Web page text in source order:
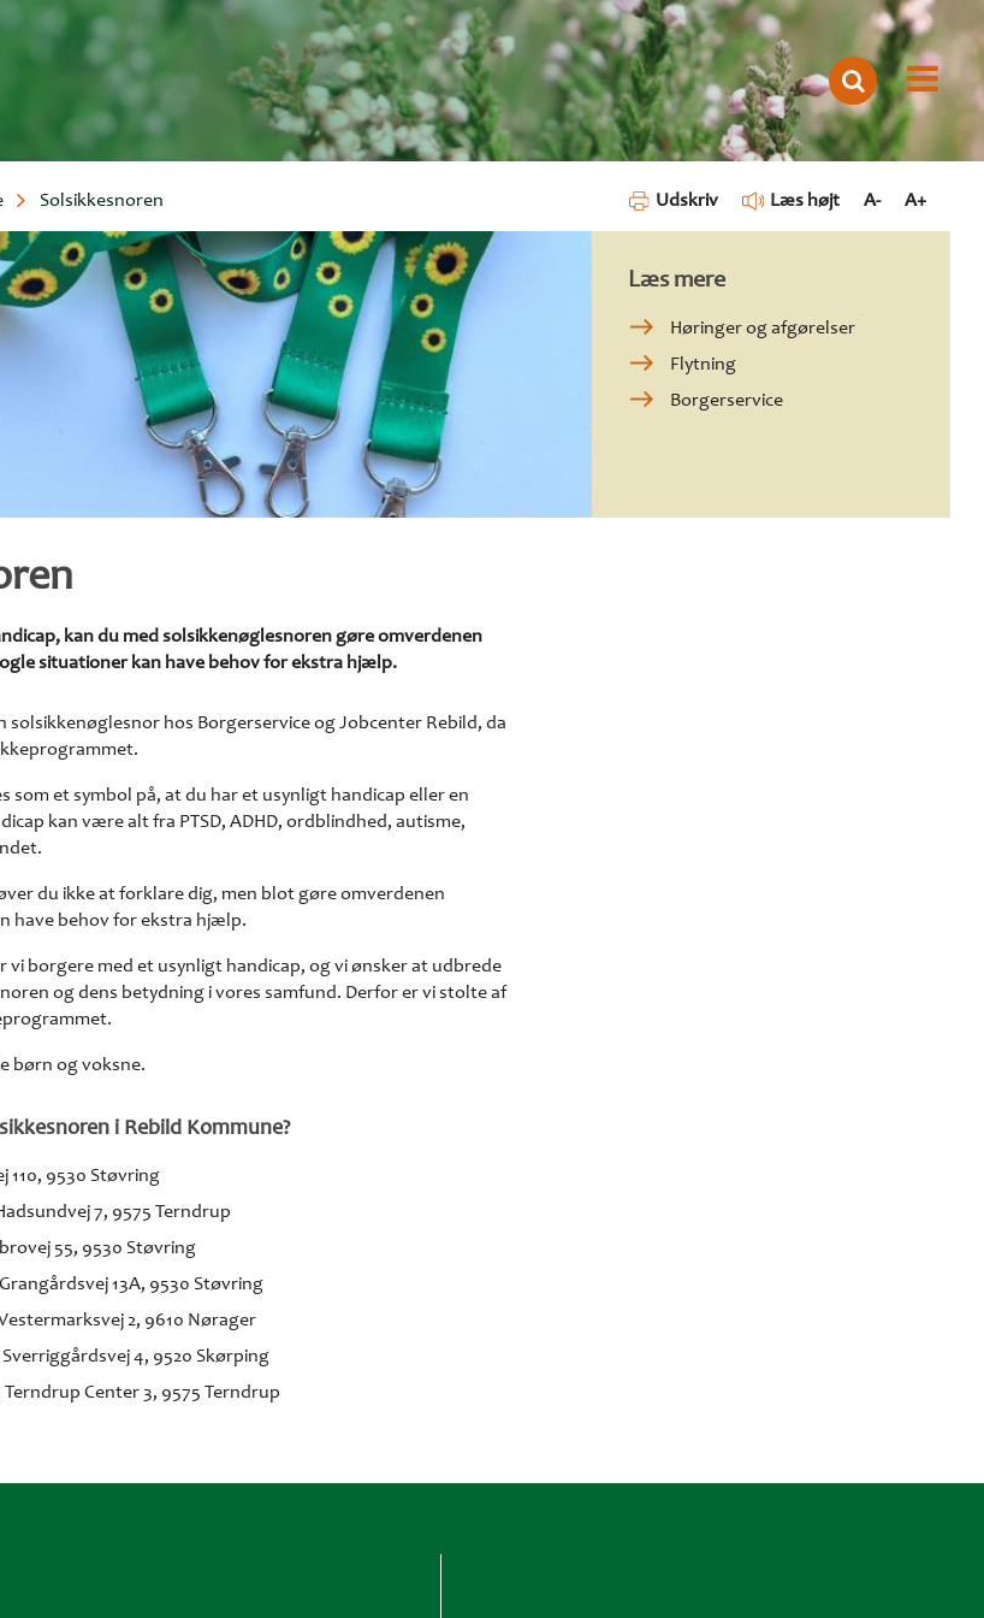
Solsikkesnoren Udskriv Læs højt A- A+
kan du med solsikkenøglesnoren gøre omverdenen
situationer kan have behov for ekstra hjælp.
solsikkenøglesnor hos Borgerservice og Jobcenter Rebild, da
som et symbol på, at du har et usynligt handicap eller en
kan være alt fra PTSD, ADHD, ordblindhed, autisme,
du ikke at forklare dig, men blot gøre omverdenen
have behov for ekstra hjælp.
vi borgere med et usynligt handicap, og vi ønsker at udbrede
og dens betydning i vores samfund. Derfor er vi stolte af
børn og voksne.
i Rebild Kommune?
110, 9530 Støvring
7, 9575 Terndrup
55, 9530 Støvring
Grangårdsvej 13A, 9530 Støvring
2, 9610 Nørager
Sverriggårdsvej 4, 9520 Skørping
Terndrup Center 3, 9575 Terndrup
Læs mere
Høringer og afgørelser
Flytning
Borgerservice